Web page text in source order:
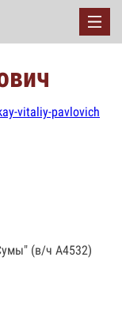
vitaliy-pavlovich
(в/ч А4532)